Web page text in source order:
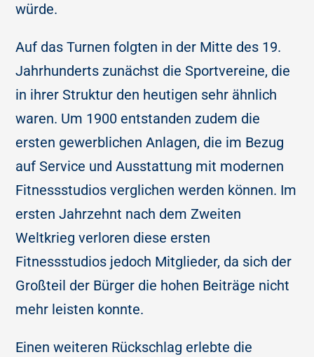
würde.
Auf das Turnen folgten in der Mitte des 19.
Jahrhunderts zunächst die Sportvereine, die
in ihrer Struktur den heutigen sehr ähnlich
waren. Um 1900 entstanden zudem die
ersten gewerblichen Anlagen, die im Bezug
auf Service und Ausstattung mit modernen
Fitnessstudios verglichen werden können. Im
ersten Jahrzehnt nach dem Zweiten
Weltkrieg verloren diese ersten
Fitnessstudios jedoch Mitglieder, da sich der
Großteil der Bürger die hohen Beiträge nicht
mehr leisten konnte.
Einen weiteren Rückschlag erlebte die